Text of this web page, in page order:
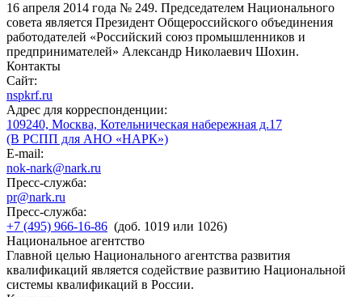
16 апреля 2014 года № 249. Председателем Национального
совета является Президент Общероссийского объединения
работодателей «Российский союз промышленников и
предпринимателей» Александр Николаевич Шохин.
Контакты
Сайт:
nspkrf.ru
Адрес для корреспонденции:
109240, Москва, Котельническая набережная д.17
(В РСПП для АНО «НАРК»)
E-mail:
nok-nark@nark.ru
Пресс-служба:
pr@nark.ru
Пресс-служба:
+7 (495) 966-16-86 (доб. 1019 или 1026)
Национальное агентство
Главной целью Национального агентства развития
квалификаций является содействие развитию Национальной
системы квалификаций в России.